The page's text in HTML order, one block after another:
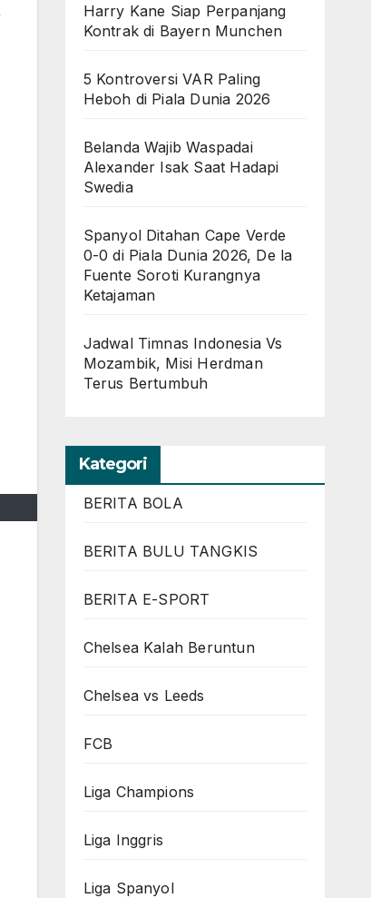
Harry Kane Siap Perpanjang
Kontrak di Bayern Munchen
5 Kontroversi VAR Paling
Heboh di Piala Dunia 2026
Belanda Wajib Waspadai
Alexander Isak Saat Hadapi
Swedia
Spanyol Ditahan Cape Verde
0-0 di Piala Dunia 2026, De la
Fuente Soroti Kurangnya
Ketajaman
Jadwal Timnas Indonesia Vs
Mozambik, Misi Herdman
Terus Bertumbuh
Kategori
BERITA BOLA
BERITA BULU TANGKIS
BERITA E-SPORT
Chelsea Kalah Beruntun
Chelsea vs Leeds
FCB
Liga Champions
Liga Inggris
Liga Spanyol